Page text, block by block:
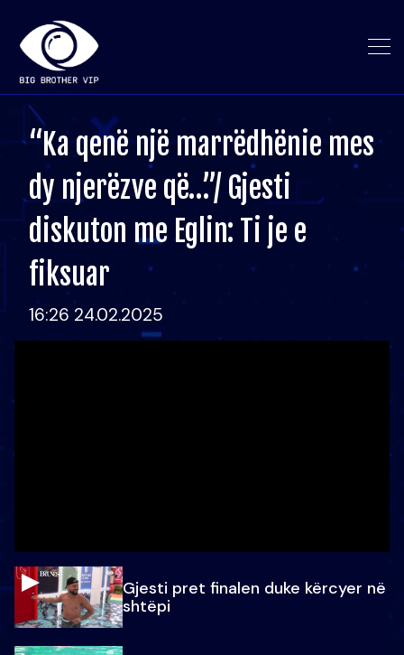
“Ka qenë një marrëdhënie mes
dy njerëzve që…”/ Gjesti
diskuton me Eglin: Ti je e
fiksuar
16:26 24.02.2025
Gjesti pret finalen duke kërcyer në
shtëpi